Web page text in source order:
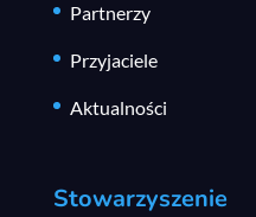
Partnerzy
Przyjaciele
Aktualności
Stowarzyszenie